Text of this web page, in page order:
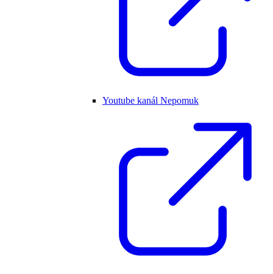
Youtube kanál Nepomuk